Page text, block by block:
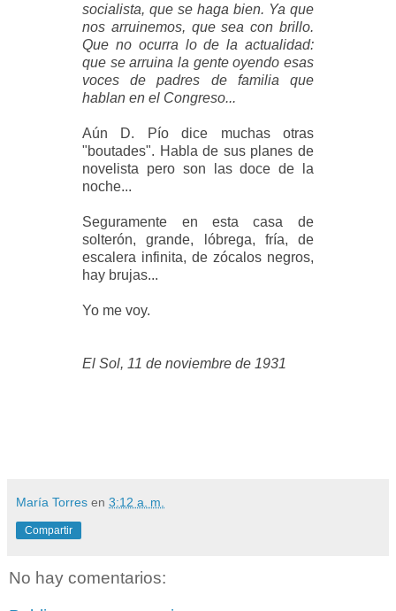
socialista, que se haga bien. Ya que
nos arruinemos, que sea con brillo.
Que no ocurra lo de la actualidad:
que se arruina la gente oyendo esas
voces de padres de familia que
hablan en el Congreso...
Aún D. Pío dice muchas otras
"boutades". Habla de sus planes de
novelista pero son las doce de la
noche...
Seguramente en esta casa de
solterón, grande, lóbrega, fría, de
escalera infinita, de zócalos negros,
hay brujas...
Yo me voy.
El Sol, 11 de noviembre de 1931
María Torres en 3:12 a. m.
Compartir
No hay comentarios: